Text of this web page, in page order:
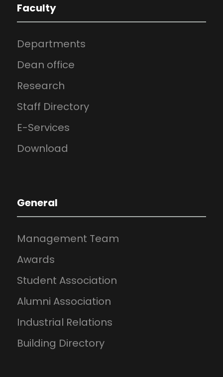
Faculty
Departments
Dean office
Research
Staff Directory
E-Services
Download
General
Management Team
Awards
Student Association
Alumni Association
Industrial Relations
Building Directory